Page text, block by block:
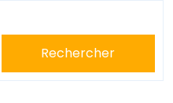
Rechercher